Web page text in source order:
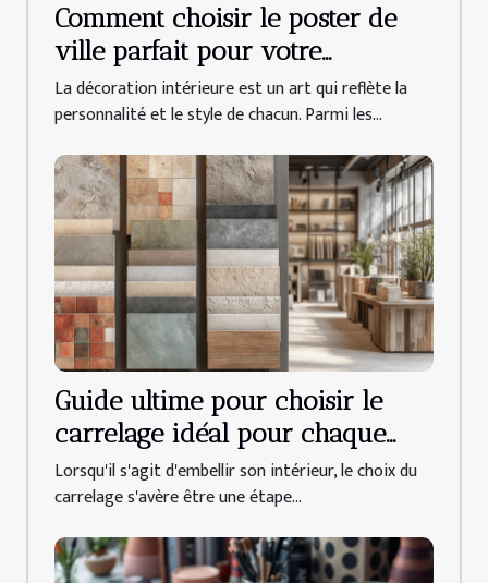
Comment choisir le poster de
ville parfait pour votre
décoration intérieure
La décoration intérieure est un art qui reflète la
personnalité et le style de chacun. Parmi les...
Guide ultime pour choisir le
carrelage idéal pour chaque
pièce de la maison
Lorsqu'il s'agit d'embellir son intérieur, le choix du
carrelage s'avère être une étape...